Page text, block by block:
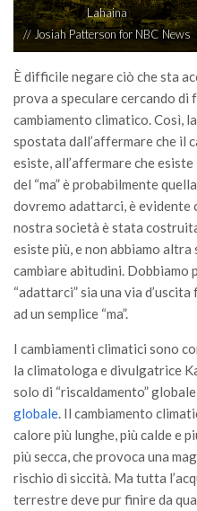
Giornate di Studio
Opportunità di Lavoro
Rassegne
Reports
Simposii
Congressi
Pagina Congressi
Premi SISEF
XV Congresso (Sassari
XIV Congresso (Padova
XIII Congresso (Orvieto
XII Congresso
XI Congresso (Roma
X Congresso (Firenze
IX Congresso (Bolzano
VIII Congresso (Rende
VII Congresso (Isernia
Lahaina
// Josiah Patterson for NBC News
È difficile negare ciò che sta
prova a speculare cercando
cambiamento climatico. Così,
spostata dall’affermare che il
esiste, all’affermare che esiste
del “ma” è probabilmente
dovremo adattarci, è evidente
nostra società è stata
esiste più, e non abbiamo
cambiare abitudini. Dobbiamo
“adattarci” sia una via
ad un semplice “ma”.
I cambiamenti climatici sono
la climatologa e divulgatrice
solo di “riscaldamento”
globale . Il cambiamento
calore più lunghe, più calde e
più secca, che provoca una
rischio di siccità. Ma tutta
terrestre deve pur finire da